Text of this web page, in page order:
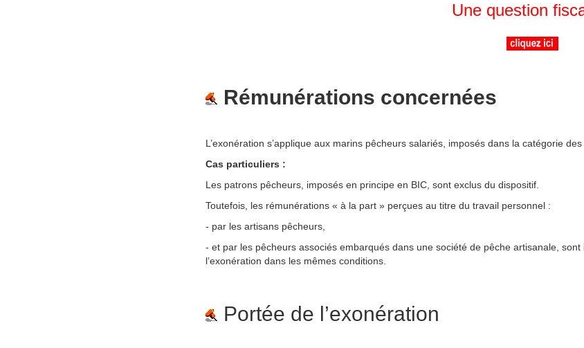
Une question
Rémunérations concernées
L’exonération s’applique aux marins pêcheurs salariés, imposés dans la catégorie
Cas particuliers :
Les patrons pêcheurs, imposés en principe en BIC, sont exclus du dispositif.
Toutefois, les rémunérations « à la part » perçues au titre du travail personnel :
- par les artisans pêcheurs,
- et par les pêcheurs associés embarqués dans une société de pêche artisanale,
l’exonération dans les mêmes conditions.
Portée de l’exonération